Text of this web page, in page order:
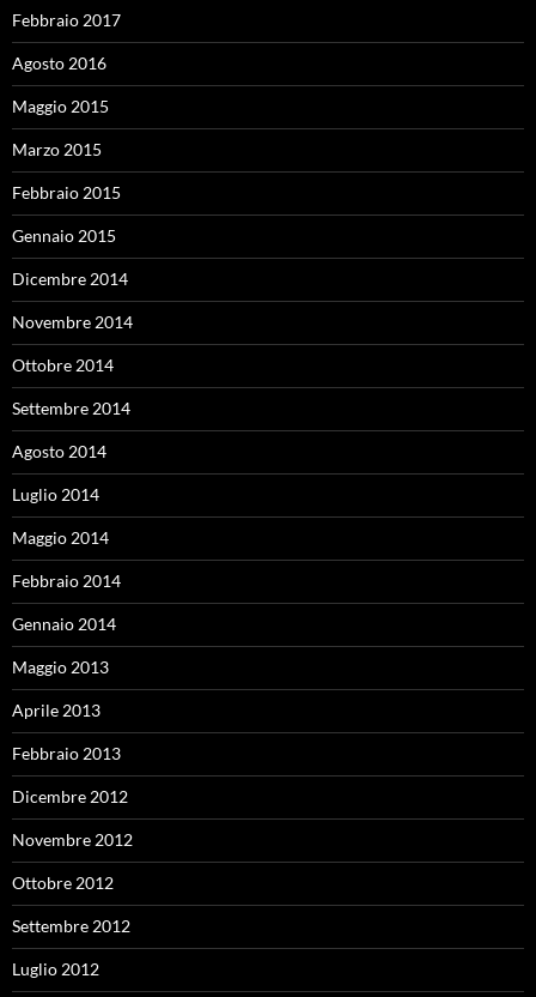
Febbraio 2017
Agosto 2016
Maggio 2015
Marzo 2015
Febbraio 2015
Gennaio 2015
Dicembre 2014
Novembre 2014
Ottobre 2014
Settembre 2014
Agosto 2014
Luglio 2014
Maggio 2014
Febbraio 2014
Gennaio 2014
Maggio 2013
Aprile 2013
Febbraio 2013
Dicembre 2012
Novembre 2012
Ottobre 2012
Settembre 2012
Luglio 2012